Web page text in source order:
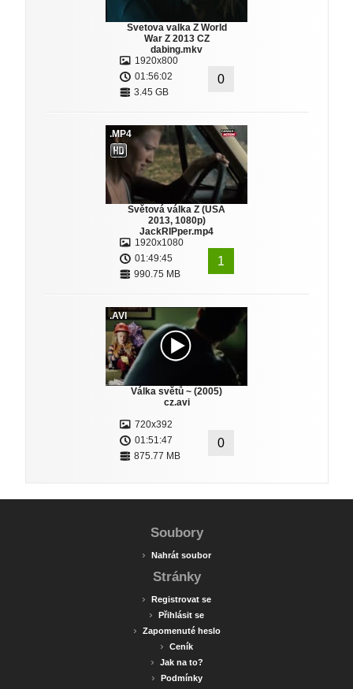
Svetova valka Z World
War Z 2013 CZ
dabing.mkv
1920x800
01:56:02
3.45 GB
0
.MP4
Světová válka Z (USA
2013, 1080p)
JackRIPper.mp4
1920x1080
01:49:45
990.75 MB
1
.AVI
Válka světů ~ (2005)
cz.avi
720x392
01:51:47
875.77 MB
0
Soubory
› Nahrát soubor
Stránky
› Registrovat se
› Přihlásit se
› Zapomenuté heslo
› Ceník
› Jak na to?
› Podmínky